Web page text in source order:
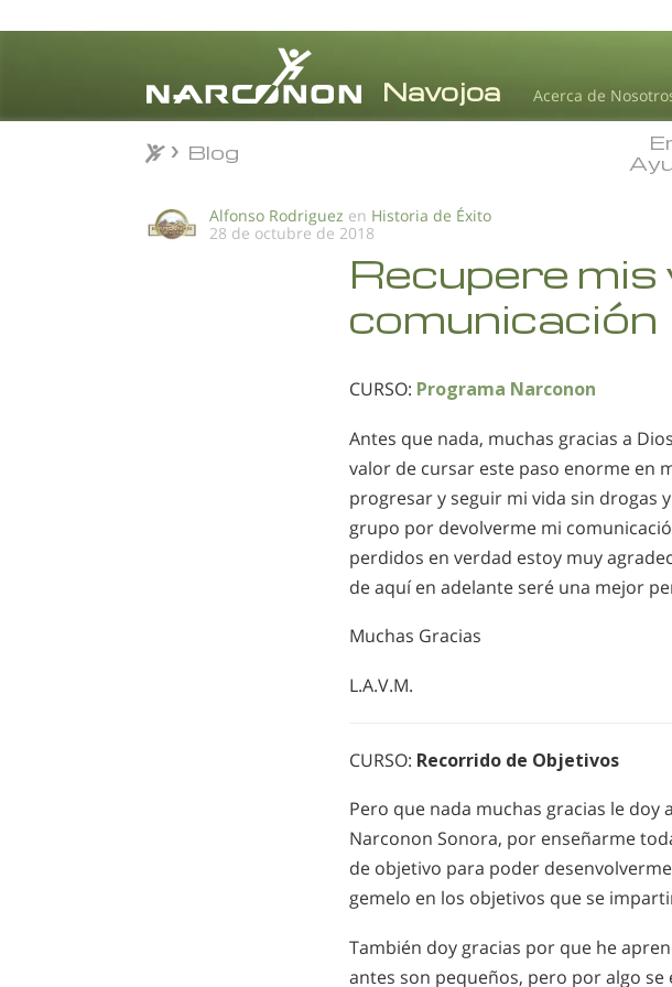
Acerca de
Blog
Alfonso Rodriguez en Historia de Éxito
28 de octubre de 2018
Recupere mis
comunicación
CURSO: Programa Narconon
Antes que nada, muchas gracias a
valor de cursar este paso enorme en
progresar y seguir mi vida sin drogas
grupo por devolverme mi
perdidos en verdad estoy muy
de aquí en adelante seré una mejor
Muchas Gracias
L.A.V.M.
CURSO: Recorrido de Objetivos
Pero que nada muchas gracias le
Narconon Sonora, por enseñarme
de objetivo para poder
gemelo en los objetivos que se
También doy gracias por que he
antes son pequeños, pero por algo se
Blog